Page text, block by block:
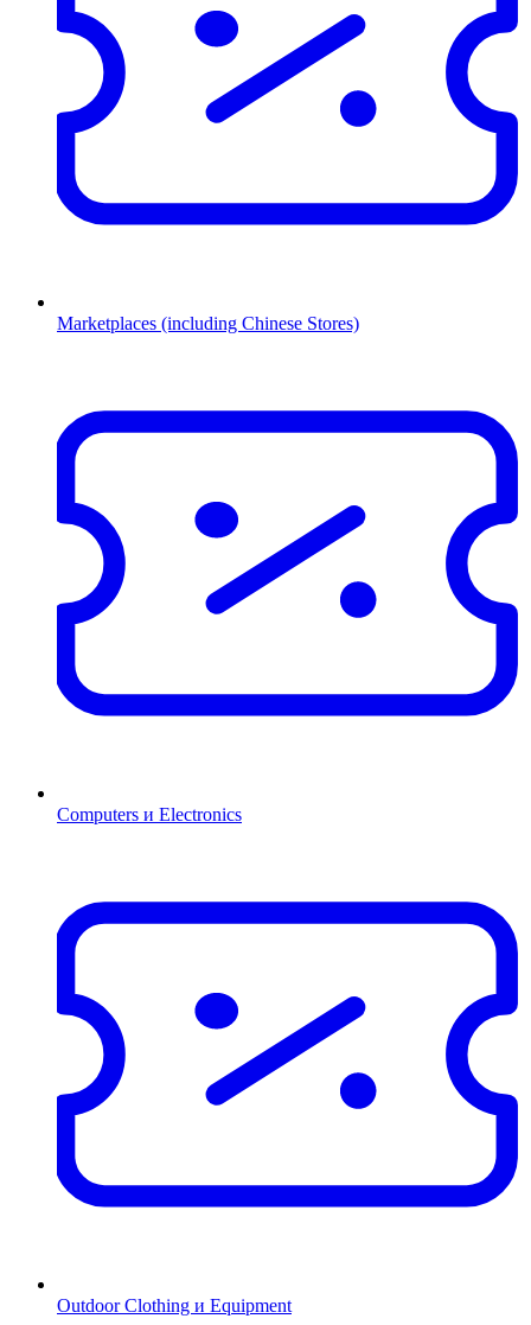
Marketplaces (including Chinese Stores)
Computers и Electronics
Outdoor Clothing и Equipment